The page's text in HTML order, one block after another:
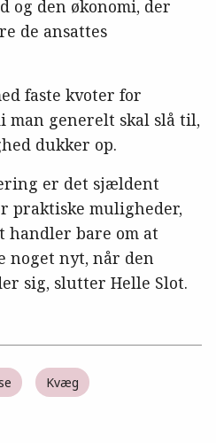
og den økonomi, der
de ansattes
faste kvoter for
man generelt skal slå til,
dukker op.
er det sjældent
praktiske muligheder,
handler bare om at
noget nyt, når den
sig, slutter Helle Slot.
Kvæg